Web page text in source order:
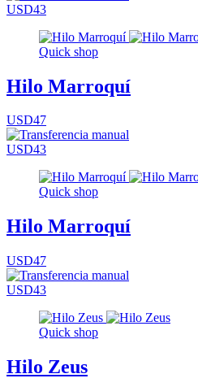
USD43
Quick shop
Hilo Marroquí
USD47
USD43
Quick shop
Hilo Marroquí
USD47
USD43
Quick shop
Hilo Zeus